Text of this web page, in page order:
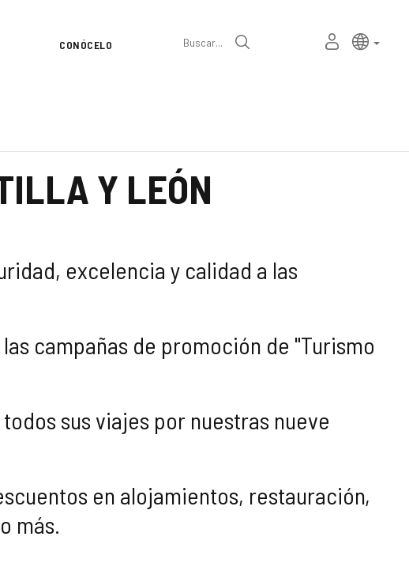
CONÓCELO Buscar
ESPACIO
Selector
de
Idioma
Y LEÓN
excelencia y calidad a las
campañas de promoción de "Turismo
sus viajes por nuestras nueve
en alojamientos, restauración,
más.